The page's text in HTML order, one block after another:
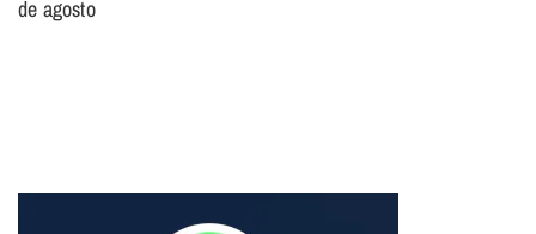
de agosto